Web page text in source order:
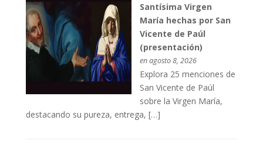
Santísima Virgen
María hechas por San
Vicente de Paúl
(presentación)
en agosto 8, 2026
Explora 25 menciones de
San Vicente de Paúl
sobre la Virgen María,
destacando su pureza, entrega, […]